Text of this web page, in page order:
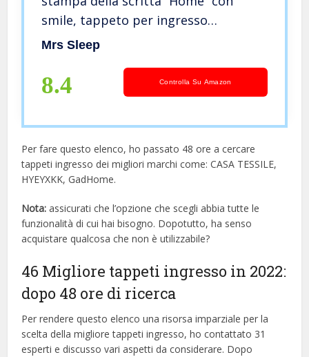
smile, tappeto per ingresso
antiscivolo, lavabile Black Khaki Smile
Mrs Sleep
8.4 Controlla Su Amazon
Per fare questo elenco, ho passato 48 ore a cercare
tappeti ingresso dei migliori marchi come: CASA TESSILE,
HYEYXKK, GadHome.
Nota: assicurati che l’opzione che scegli abbia tutte le
funzionalità di cui hai bisogno. Dopotutto, ha senso
acquistare qualcosa che non è utilizzabile?
46 Migliore tappeti ingresso in 2022:
dopo 48 ore di ricerca
Per rendere questo elenco una risorsa imparziale per la
scelta della migliore tappeti ingresso, ​​ho contattato 31
esperti e discusso vari aspetti da considerare. Dopo